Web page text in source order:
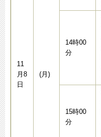
11
月8
日
(月)
14時00
分
15時00
分